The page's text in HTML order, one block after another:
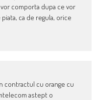
comporta dupa ce vor
ca de regula, orice
contractul cu orange cu
astept o